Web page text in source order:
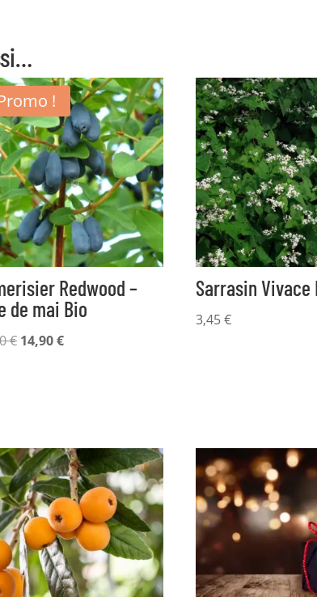
!
Redwood –
de mai Bio
€ Le
14,90€Le
Sarrasin Vivace
3,45€